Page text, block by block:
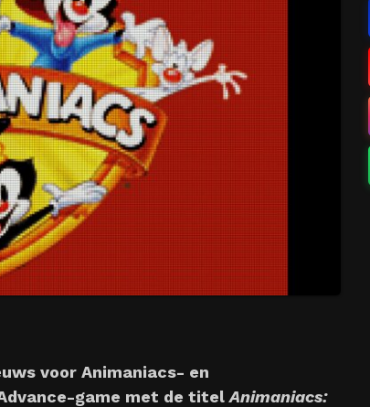
voor Animaniacs- en
game met de titelAnimaniacs: